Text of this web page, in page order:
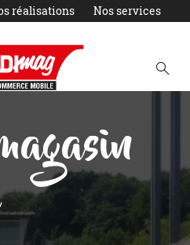
réalisations
Nos services